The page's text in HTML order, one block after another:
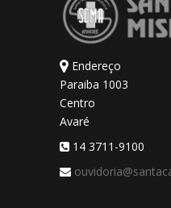
Endereço
Paraiba 1003
Centro
Avaré
14 3711-9100